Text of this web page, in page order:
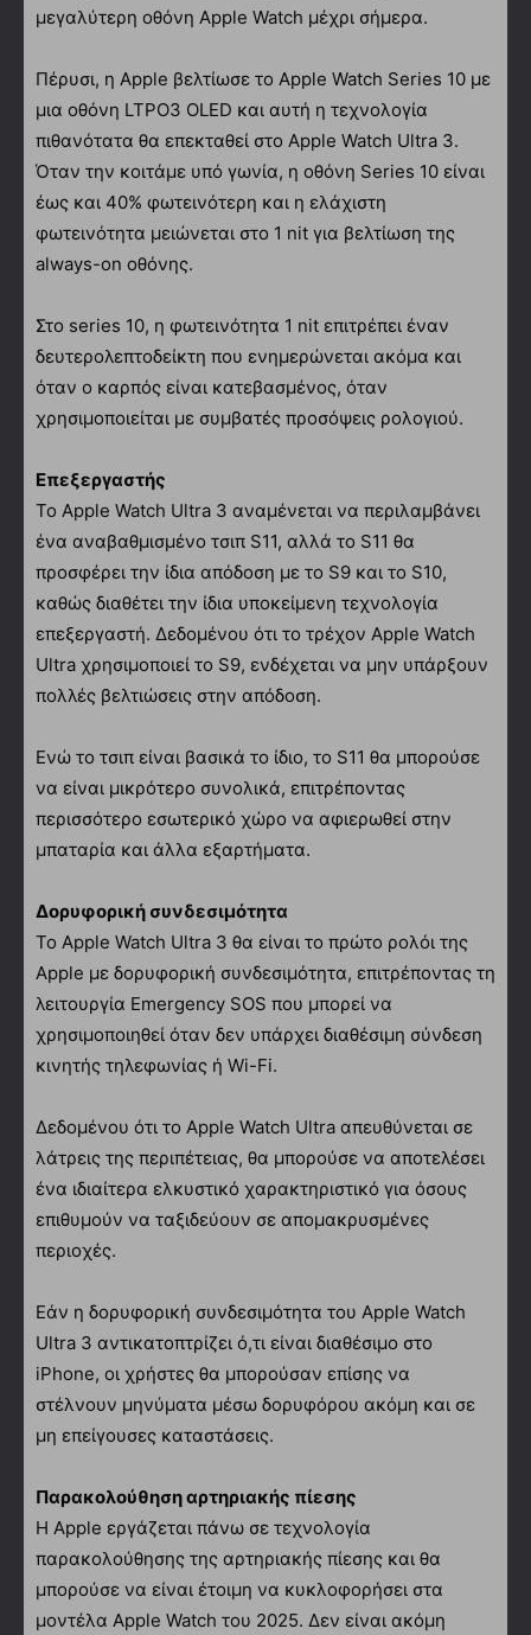
μεγαλύτερη οθόνη Apple Watch μέχρι σήμερα.
Πέρυσι, η Apple βελτίωσε το Apple Watch Series 10 με
μια οθόνη LTPO3 OLED και αυτή η τεχνολογία
πιθανότατα θα επεκταθεί στο Apple Watch Ultra 3.
Όταν την κοιτάμε υπό γωνία, η οθόνη Series 10 είναι
έως και 40% φωτεινότερη και η ελάχιστη
φωτεινότητα μειώνεται στο 1 nit για βελτίωση της
always-on οθόνης.
Στο series 10, η φωτεινότητα 1 nit επιτρέπει έναν
δευτερολεπτοδείκτη που ενημερώνεται ακόμα και
όταν ο καρπός είναι κατεβασμένος, όταν
χρησιμοποιείται με συμβατές προσόψεις ρολογιού.
Επεξεργαστής
Το Apple Watch Ultra 3 αναμένεται να περιλαμβάνει
ένα αναβαθμισμένο τσιπ S11, αλλά το S11 θα
προσφέρει την ίδια απόδοση με το S9 και το S10,
καθώς διαθέτει την ίδια υποκείμενη τεχνολογία
επεξεργαστή. Δεδομένου ότι το τρέχον Apple Watch
Ultra χρησιμοποιεί το S9, ενδέχεται να μην υπάρξουν
πολλές βελτιώσεις στην απόδοση.
Ενώ το τσιπ είναι βασικά το ίδιο, το S11 θα μπορούσε
να είναι μικρότερο συνολικά, επιτρέποντας
περισσότερο εσωτερικό χώρο να αφιερωθεί στην
μπαταρία και άλλα εξαρτήματα.
Δορυφορική συνδεσιμότητα
Το Apple Watch Ultra 3 θα είναι το πρώτο ρολόι της
Apple με δορυφορική συνδεσιμότητα, επιτρέποντας τη
λειτουργία Emergency SOS που μπορεί να
χρησιμοποιηθεί όταν δεν υπάρχει διαθέσιμη σύνδεση
κινητής τηλεφωνίας ή Wi-Fi.
Δεδομένου ότι το Apple Watch Ultra απευθύνεται σε
λάτρεις της περιπέτειας, θα μπορούσε να αποτελέσει
ένα ιδιαίτερα ελκυστικό χαρακτηριστικό για όσους
επιθυμούν να ταξιδεύουν σε απομακρυσμένες
περιοχές.
Εάν η δορυφορική συνδεσιμότητα του Apple Watch
Ultra 3 αντικατοπτρίζει ό,τι είναι διαθέσιμο στο
iPhone, οι χρήστες θα μπορούσαν επίσης να
στέλνουν μηνύματα μέσω δορυφόρου ακόμη και σε
μη επείγουσες καταστάσεις.
Παρακολούθηση αρτηριακής πίεσης
Η Apple εργάζεται πάνω σε τεχνολογία
παρακολούθησης της αρτηριακής πίεσης και θα
μπορούσε να είναι έτοιμη να κυκλοφορήσει στα
μοντέλα Apple Watch του 2025. Δεν είναι ακόμη